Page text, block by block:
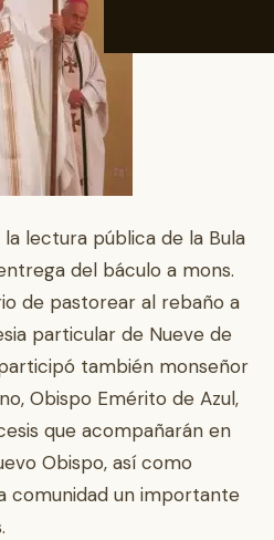
la lectura pública de la Bula
del báculo a mons.
de pastorear al rebaño a
particular de Nueve de
también monseñor
Obispo Emérito de Azul,
que acompañarán en
Obispo, así como
comunidad un importante